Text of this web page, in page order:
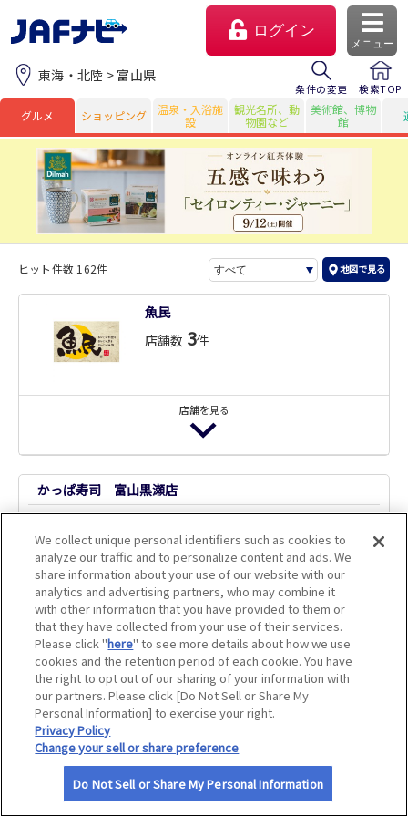
ログイン
メニュー
会員優待のご利用方法
東海・北陸 > 富山県
条件の変更 検索TOP
グルメ ショッピング
温泉・入浴施
設
観光名所、動
物園など
美術館、博物
館
ヒット件数 162件 地図で見る
魚民
店舗数 3件
店舗を見る
魚民 小杉南口駅前店
飲食代10％割引
ログインのうえご確認ください。ご利
用にはJAFアプリのインストールが必要
です。
魚民 新高岡南口駅前店
飲食代10％割引
アプリクーポン
ログインのうえご確認ください。ご利
用にはJAFアプリのインストールが必要
です。
魚民 氷見店
飲食代10％割引
かっぱ寿司 富山黒瀬店
アプリクーポン
ログインのうえご確認ください。ご利
用にはJAFアプリのインストールが必要
です。
アプリクーポン 特別優待
から好し富山空港通店
アプリクーポン
用にはJAFアプリのインストールが必要
です。
アプリクーポン
We collect unique personal identifiers such as cookies to
analyze our traffic and to personalize content and ads. We
share information about your use of our website with our
analytics and advertising partners, who may combine it
with other information that you have provided to them or
that they have collected from your use of their services.
Please click "here" to see more details about how we use
cookies and the retention period of each cookie. You have
the right to opt out of our sharing of your information with
our partners. Please click [Do Not Sell or Share My
Personal Information] to exercise your right.
Privacy Policy
Change your sell or share preference
Do Not Sell or Share My Personal Information